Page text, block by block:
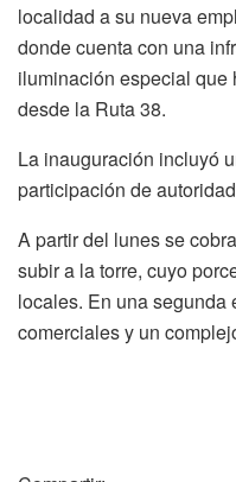
localidad a su nueva
donde cuenta con una
iluminación especial que
desde la Ruta 38.
La inauguración incluyó
participación de
A partir del lunes se
subir a la torre, cuyo
locales. En una segunda
comerciales y un